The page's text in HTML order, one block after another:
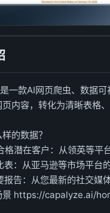
一款AI网页爬虫、数据可
页内容，转化为清晰表格
的数据？
潜在客户：从领英等平
：从亚马逊等市场平台
告：从您最新的社交媒
景 https://capalyze.ai/